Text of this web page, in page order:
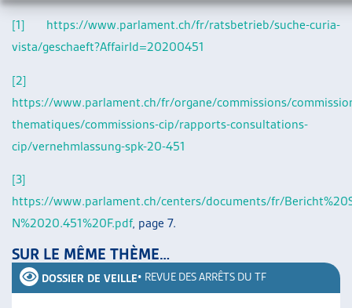
[1]
https://www.parlament.ch/fr/ratsbetrieb/suche-curia-
vista/geschaeft?AffairId=20200451
[2]
https://www.parlament.ch/fr/organe/commissions/
thematiques/commissions-cip/rapports-consultations-
cip/vernehmlassung-spk-20-451
[3]
https://www.parlament.ch/centers/documents/fr/
N%2020.451%20F.pdf, page 7.
SUR LE MÊME THÈME…
DOSSIER DE VEILLE• REVUE DES ARRÊTS DU TF